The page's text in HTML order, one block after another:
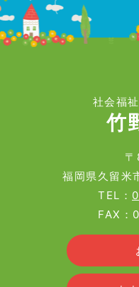
社会福
竹
福岡県久留米
TEL：
FAX